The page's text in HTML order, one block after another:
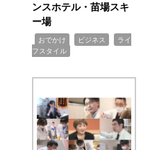
ンスホテル・苗場スキ
ー場
おでかけ ビジネス
ライ
フスタイル